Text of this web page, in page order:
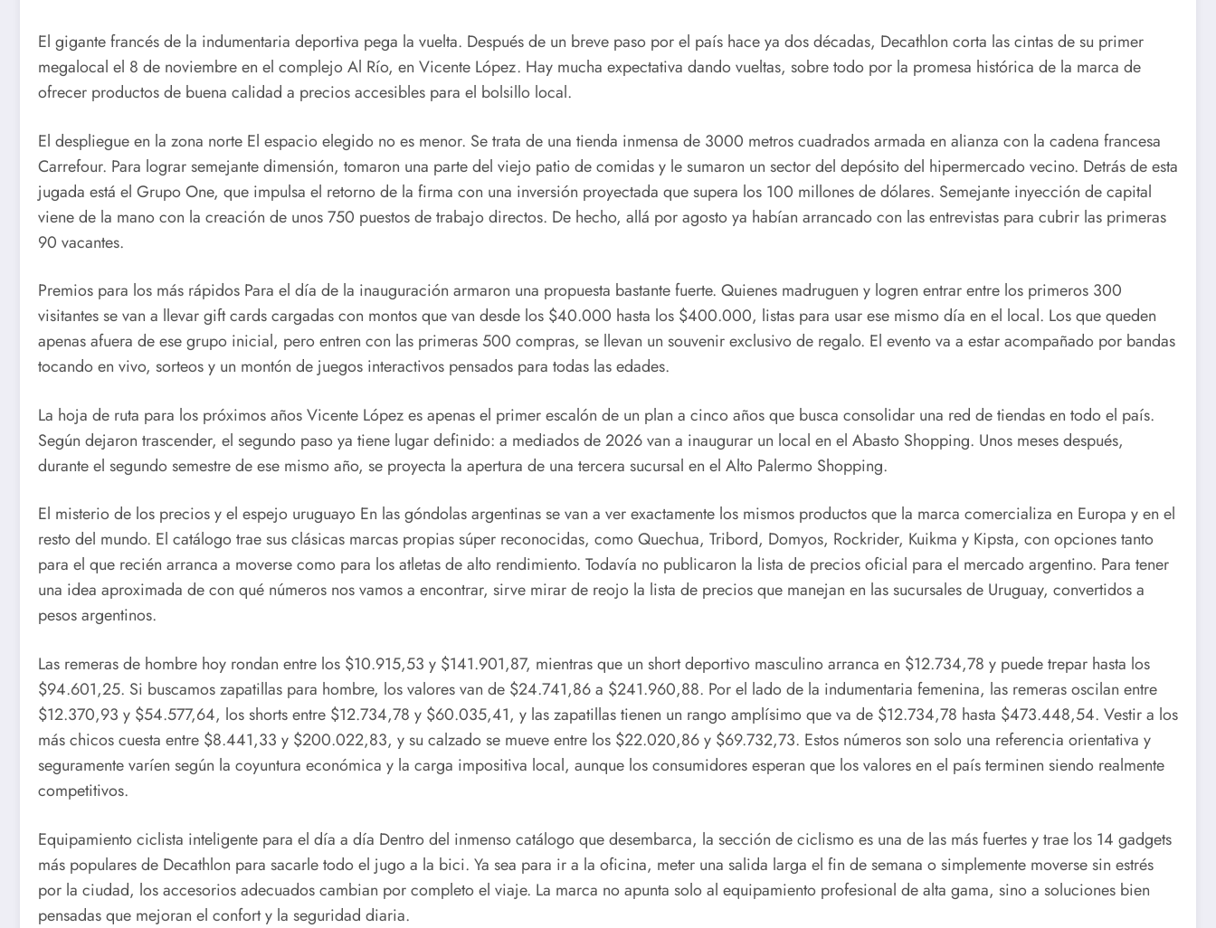
El gigante francés de la indumentaria deportiva pega la vuelta. Después de un breve paso por el país hace ya dos décadas, Decathlon corta las cintas de su primer
megalocal el 8 de noviembre en el complejo Al Río, en Vicente López. Hay mucha expectativa dando vueltas, sobre todo por la promesa histórica de la marca de
ofrecer productos de buena calidad a precios accesibles para el bolsillo local.
El despliegue en la zona norte El espacio elegido no es menor. Se trata de una tienda inmensa de 3000 metros cuadrados armada en alianza con la cadena francesa
Carrefour. Para lograr semejante dimensión, tomaron una parte del viejo patio de comidas y le sumaron un sector del depósito del hipermercado vecino. Detrás de esta
jugada está el Grupo One, que impulsa el retorno de la firma con una inversión proyectada que supera los 100 millones de dólares. Semejante inyección de capital
viene de la mano con la creación de unos 750 puestos de trabajo directos. De hecho, allá por agosto ya habían arrancado con las entrevistas para cubrir las primeras
90 vacantes.
Premios para los más rápidos Para el día de la inauguración armaron una propuesta bastante fuerte. Quienes madruguen y logren entrar entre los primeros 300
visitantes se van a llevar gift cards cargadas con montos que van desde los $40.000 hasta los $400.000, listas para usar ese mismo día en el local. Los que queden
apenas afuera de ese grupo inicial, pero entren con las primeras 500 compras, se llevan un souvenir exclusivo de regalo. El evento va a estar acompañado por bandas
tocando en vivo, sorteos y un montón de juegos interactivos pensados para todas las edades.
La hoja de ruta para los próximos años Vicente López es apenas el primer escalón de un plan a cinco años que busca consolidar una red de tiendas en todo el país.
Según dejaron trascender, el segundo paso ya tiene lugar definido: a mediados de 2026 van a inaugurar un local en el Abasto Shopping. Unos meses después,
durante el segundo semestre de ese mismo año, se proyecta la apertura de una tercera sucursal en el Alto Palermo Shopping.
El misterio de los precios y el espejo uruguayo En las góndolas argentinas se van a ver exactamente los mismos productos que la marca comercializa en Europa y en el
resto del mundo. El catálogo trae sus clásicas marcas propias súper reconocidas, como Quechua, Tribord, Domyos, Rockrider, Kuikma y Kipsta, con opciones tanto
para el que recién arranca a moverse como para los atletas de alto rendimiento. Todavía no publicaron la lista de precios oficial para el mercado argentino. Para tener
una idea aproximada de con qué números nos vamos a encontrar, sirve mirar de reojo la lista de precios que manejan en las sucursales de Uruguay, convertidos a
pesos argentinos.
Las remeras de hombre hoy rondan entre los $10.915,53 y $141.901,87, mientras que un short deportivo masculino arranca en $12.734,78 y puede trepar hasta los
$94.601,25. Si buscamos zapatillas para hombre, los valores van de $24.741,86 a $241.960,88. Por el lado de la indumentaria femenina, las remeras oscilan entre
$12.370,93 y $54.577,64, los shorts entre $12.734,78 y $60.035,41, y las zapatillas tienen un rango amplísimo que va de $12.734,78 hasta $473.448,54. Vestir a los
más chicos cuesta entre $8.441,33 y $200.022,83, y su calzado se mueve entre los $22.020,86 y $69.732,73. Estos números son solo una referencia orientativa y
seguramente varíen según la coyuntura económica y la carga impositiva local, aunque los consumidores esperan que los valores en el país terminen siendo realmente
competitivos.
Equipamiento ciclista inteligente para el día a día Dentro del inmenso catálogo que desembarca, la sección de ciclismo es una de las más fuertes y trae los 14 gadgets
más populares de Decathlon para sacarle todo el jugo a la bici. Ya sea para ir a la oficina, meter una salida larga el fin de semana o simplemente moverse sin estrés
por la ciudad, los accesorios adecuados cambian por completo el viaje. La marca no apunta solo al equipamiento profesional de alta gama, sino a soluciones bien
pensadas que mejoran el confort y la seguridad diaria.